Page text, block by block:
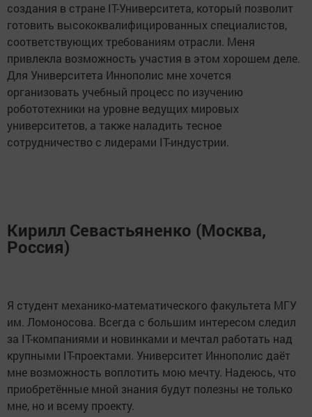
создания в стране IT-Университета, который позволит
готовить высококвалифицированных специалистов,
соответствующих требованиям отрасли. Меня
привлекла возможность участия в этом хорошем деле.
Для Университета Иннополис мне хочется
организовать учебный процесс по изучению
робототехники на уровне ведущих мировых
университетов, а также наладить тесное
сотрудничество c лидерами IT-индустрии.
Кирилл Севастьяненко (Москва,
Россия)
Я студент механико-математического факультета МГУ
им. Ломоносова. Всегда с большим интересом следил
за IT-компаниями и новинками и мечтал работать над
крупными IT-проектами. Университет Иннополис даёт
мне возможность воплотить мою мечту. Надеюсь, что
приобретённые мной знания будут полезны не только
мне, но и всему проекту.